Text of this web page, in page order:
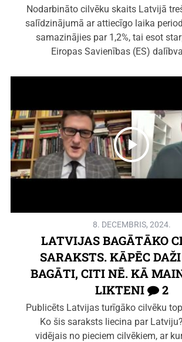
Nodarbināto cilvēku skaits Latvijā
salīdzinājumā ar attiecīgo laika
samazinājies par 1,2%, tai esot
Eiropas Savienības (ES)
8. DECEMBRIS, 2024.
LATVIJAS BAGĀTĀKO
SARAKSTS. KĀPĒC
BAGĀTI, CITI NĒ. KĀ
LIKTENI
2
Publicēts Latvijas turīgāko cilvēku
Ko šis saraksts liecina par
vidējais no pieciem cilvēkiem, ar